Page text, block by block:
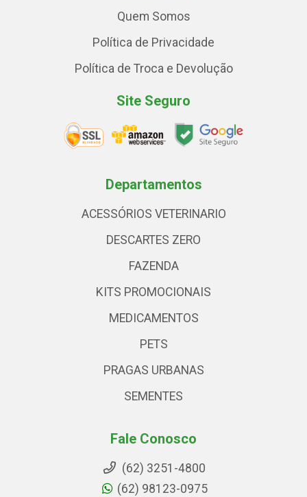
Quem Somos
Política de Privacidade
Política de Troca e Devolução
Site Seguro
Departamentos
ACESSÓRIOS VETERINARIO
DESCARTES ZERO
FAZENDA
KITS PROMOCIONAIS
MEDICAMENTOS
PETS
PRAGAS URBANAS
SEMENTES
Fale Conosco
(62) 3251-4800
(62) 98123-0975